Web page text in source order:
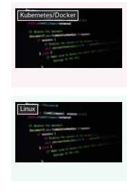
Kubernetes/Docker
Linux